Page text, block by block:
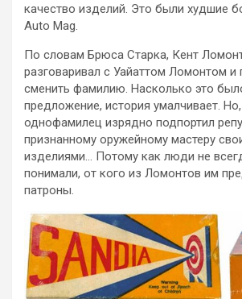
качество изделий. Это были худшие
Auto Mag.
По словам Брюса Старка, Кент
разговаривал с Уайаттом Ломонтом и
сменить фамилию. Насколько это
предложение, история умалчивает.
однофамилец изрядно подпортил
признанному оружейному мастеру
изделиями… Потому как люди не
понимали, от кого из Ломонтов им
патроны.